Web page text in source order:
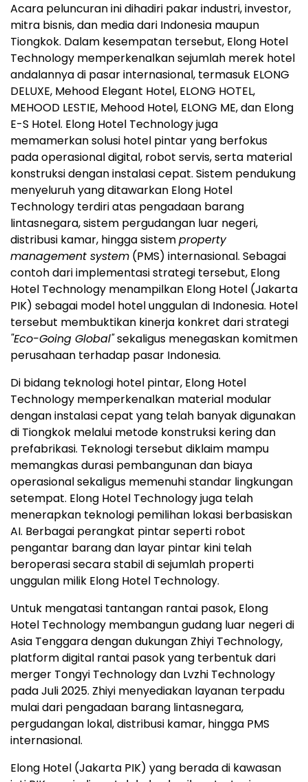
Acara peluncuran ini dihadiri pakar industri, investor,
mitra bisnis, dan media dari Indonesia maupun
Tiongkok. Dalam kesempatan tersebut, Elong Hotel
Technology memperkenalkan sejumlah merek hotel
andalannya di pasar internasional, termasuk ELONG
DELUXE, Mehood Elegant Hotel, ELONG HOTEL,
MEHOOD LESTIE, Mehood Hotel, ELONG ME, dan Elong
E-S Hotel. Elong Hotel Technology juga
memamerkan solusi hotel pintar yang berfokus
pada operasional digital, robot servis, serta material
konstruksi dengan instalasi cepat. Sistem pendukung
menyeluruh yang ditawarkan Elong Hotel
Technology terdiri atas pengadaan barang
lintasnegara, sistem pergudangan luar negeri,
distribusi kamar, hingga sistemproperty
management system (PMS) internasional. Sebagai
contoh dari implementasi strategi tersebut, Elong
Hotel Technology menampilkan Elong Hotel (Jakarta
PIK) sebagai model hotel unggulan di Indonesia. Hotel
tersebut membuktikan kinerja konkret dari strategi
"Eco-Going Global"sekaligus menegaskan komitmen
perusahaan terhadap pasar Indonesia.
Di bidang teknologi hotel pintar, Elong Hotel
Technology memperkenalkan material modular
dengan instalasi cepat yang telah banyak digunakan
di Tiongkok melalui metode konstruksi kering dan
prefabrikasi. Teknologi tersebut diklaim mampu
memangkas durasi pembangunan dan biaya
operasional sekaligus memenuhi standar lingkungan
setempat. Elong Hotel Technology juga telah
menerapkan teknologi pemilihan lokasi berbasiskan
AI. Berbagai perangkat pintar seperti robot
pengantar barang dan layar pintar kini telah
beroperasi secara stabil di sejumlah properti
unggulan milik Elong Hotel Technology.
Untuk mengatasi tantangan rantai pasok, Elong
Hotel Technology membangun gudang luar negeri di
Asia Tenggara dengan dukungan Zhiyi Technology,
platform digital rantai pasok yang terbentuk dari
merger Tongyi Technology dan Lvzhi Technology
pada Juli 2025. Zhiyi menyediakan layanan terpadu
mulai dari pengadaan barang lintasnegara,
pergudangan lokal, distribusi kamar, hingga PMS
internasional.
Elong Hotel (Jakarta PIK) yang berada di kawasan